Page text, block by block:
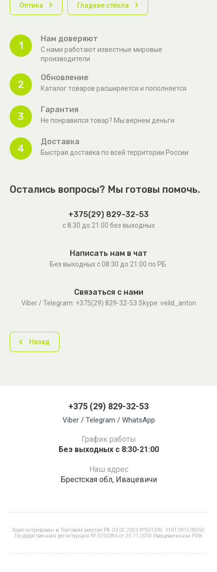
Оптика Гладкие стёкла
1
Нам доверяют
С нами работают известные мировые
производители
2
Обновление
Каталог товаров расширяется и пополняется
3
Гарантия
Не понравился товар? Мы вернем деньги
4
Доставка
Быстрая доставка по всей территории России
Остались вопросы? Мы готовы помочь.
+375(29) 829-32-53
с 8.30 до 21.00 без выходных
Написать нам в чат
Без выходных c 08:30 до 21:00 по РБ.
Связаться с нами
Viber / Telegram: +375(29) 829-32-53 Skype: veild_anton
Назад
+375 (29) 829-32-53
Viber / Telegram / WhatsApp
График работы
Без выходных с 8:30-21:00
Наш адрес
Брестская обл, Ивацевичи
Зарегистрирован в Торговом реестре РБ 03.02.2023 №551339. УНП 291578650.
Государственная регистрация № 0750385 от 25.11.2019 Ивацевичским РИК